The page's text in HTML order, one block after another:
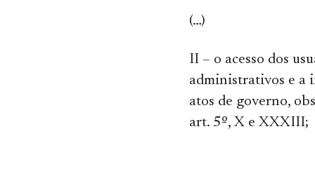
(…)
II – o acesso dos
administrativos e a
atos de governo,
art. 5º, X e XXXIII;